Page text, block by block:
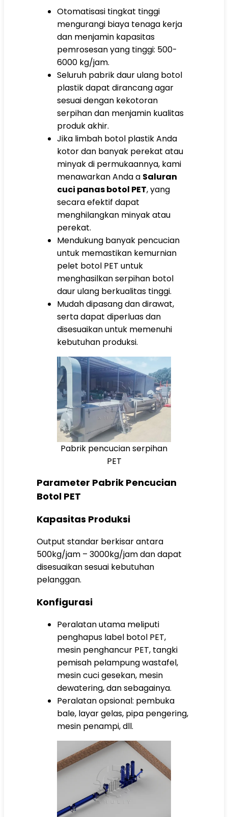
Otomatisasi tingkat tinggi
mengurangi biaya tenaga kerja
dan menjamin kapasitas
pemrosesan yang tinggi: 500-
6000 kg/jam.
Seluruh pabrik daur ulang botol
plastik dapat dirancang agar
sesuai dengan kekotoran
serpihan dan menjamin kualitas
produk akhir.
Jika limbah botol plastik Anda
kotor dan banyak perekat atau
minyak di permukaannya, kami
menawarkan Anda a Saluran
cuci panas botol PET, yang
secara efektif dapat
menghilangkan minyak atau
perekat.
Mendukung banyak pencucian
untuk memastikan kemurnian
pelet botol PET untuk
menghasilkan serpihan botol
daur ulang berkualitas tinggi.
Mudah dipasang dan dirawat,
serta dapat diperluas dan
disesuaikan untuk memenuhi
kebutuhan produksi.
Pabrik pencucian serpihan
PET
Parameter Pabrik Pencucian
Botol PET
Kapasitas Produksi
Output standar berkisar antara
500kg/jam – 3000kg/jam dan dapat
disesuaikan sesuai kebutuhan
pelanggan.
Konfigurasi
Peralatan utama meliputi
penghapus label botol PET,
mesin penghancur PET, tangki
pemisah pelampung wastafel,
mesin cuci gesekan, mesin
dewatering, dan sebagainya.
Peralatan opsional: pembuka
bale, layar gelas, pipa pengering,
mesin penampi, dll.